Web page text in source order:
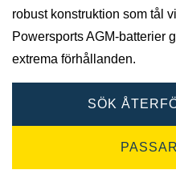
robust konstruktion som tål
Powersports AGM-batterier
extrema förhållanden.
SÖK